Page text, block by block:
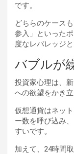
です。
どちらのケース
参入」といった
度なレバレッジ
バブルが
投資家心理は、
への欲望をかき立
仮想通貨はネッ
ー数を呼び込み
すいです。
加えて、24時間